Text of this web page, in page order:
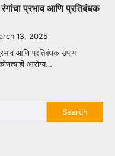
प्रभाव आणि प्रतिबंधक
13, 2025
आणि प्रतिबंधक उपाय
आरोग्य…
Search